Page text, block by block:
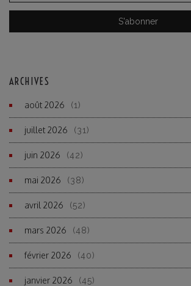
ARCHIVES
août 2026 (1)
juillet 2026 (31)
juin 2026 (42)
mai 2026 (38)
avril 2026 (52)
mars 2026 (48)
février 2026 (40)
janvier 2026 (45)